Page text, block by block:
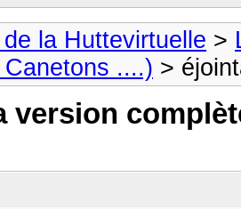
la Huttevirtuelle >
....) >
version